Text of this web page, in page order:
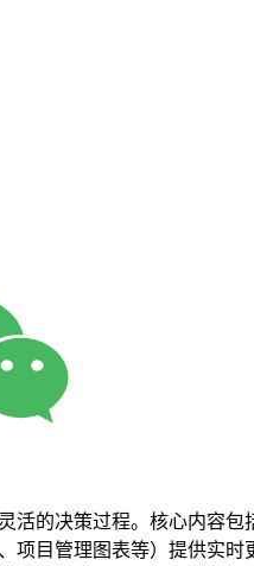
活的决策过程。核心内容
项目管理图表等）提供实